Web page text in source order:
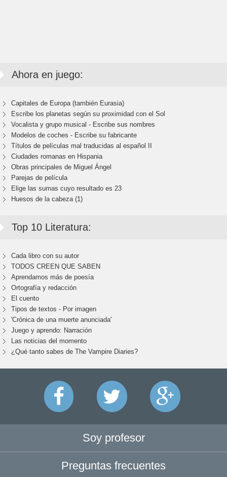
Ahora en juego:
Capitales de Europa (también Eurasia)
Escribe los planetas según su proximidad con el Sol
Vocalista y grupo musical - Escribe sus nombres
Modelos de coches - Escribe su fabricante
Títulos de películas mal traducidas al español II
Ciudades romanas en Hispania
Obras principales de Miguel Ángel
Parejas de película
Elige las sumas cuyo resultado es 23
Huesos de la cabeza (1)
Top 10 Literatura:
Cada libro con su autor
TODOS CREEN QUE SABEN
Aprendamos más de poesía
Ortografía y redacción
El cuento
Tipos de textos - Por imagen
'Crónica de una muerte anunciada'
Juego y aprendo: Narración
Las noticias del momento
¿Qué tanto sabes de The Vampire Diaries?
Soy profesor
Preguntas frecuentes